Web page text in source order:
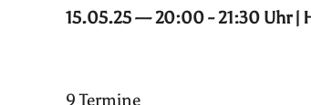
15.05.25 — 20:00 - 21:30 Uhr |
9 Termine